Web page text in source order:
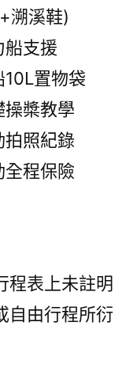
溯溪鞋)
船支援
置物袋
操槳教學
拍照紀錄
全程保險
程表上未註明
自由行程所衍